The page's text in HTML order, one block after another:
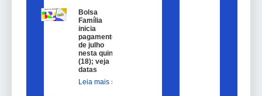
Bolsa
Família
inicia
pagamentos
de julho
nesta quinta
(18); veja
datas
Leia mais »